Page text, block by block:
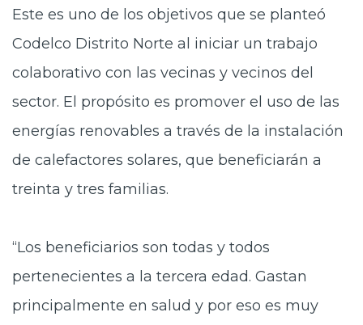
Este es uno de los objetivos que se planteó
Codelco Distrito Norte al iniciar un trabajo
colaborativo con las vecinas y vecinos del
sector. El propósito es promover el uso de las
energías renovables a través de la instalación
de calefactores solares, que beneficiarán a
treinta y tres familias.
“Los beneficiarios son todas y todos
pertenecientes a la tercera edad. Gastan
principalmente en salud y por eso es muy